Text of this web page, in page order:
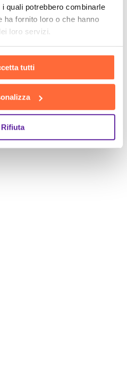
quali potrebbero combinarle
ha fornito loro o che hanno
loro servizi.
tutti
Rifiuta